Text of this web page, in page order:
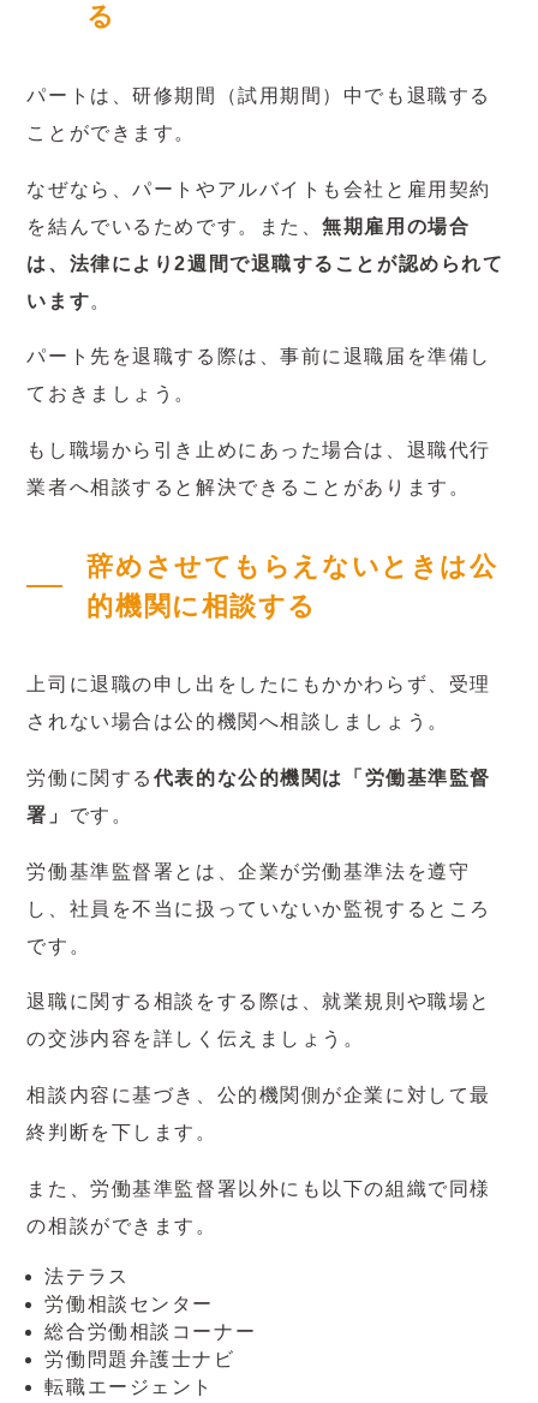
る
パートは、研修期間（試用期間）中でも退職する
ことができます。
なぜなら、パートやアルバイトも会社と雇用契約
を結んでいるためです。また、無期雇用の場合
は、法律により2週間で退職することが認められて
います。
パート先を退職する際は、事前に退職届を準備し
ておきましょう。
もし職場から引き止めにあった場合は、退職代行
業者へ相談すると解決できることがあります。
辞めさせてもらえないときは公
的機関に相談する
上司に退職の申し出をしたにもかかわらず、受理
されない場合は公的機関へ相談しましょう。
労働に関する 代表的な公的機関は「労働基準監督
署」 です。
労働基準監督署とは、企業が労働基準法を遵守
し、社員を不当に扱っていないか監視するところ
です。
退職に関する相談をする際は、就業規則や職場と
の交渉内容を詳しく伝えましょう。
相談内容に基づき、公的機関側が企業に対して最
終判断を下します。
また、労働基準監督署以外にも以下の組織で同様
の相談ができます。
法テラス
労働相談センター
総合労働相談コーナー
労働問題弁護士ナビ
転職エージェント